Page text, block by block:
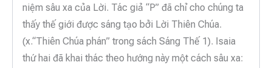
niệm sâu xa của Lời. Tác giả “P” đã chỉ cho chúng ta
thấy thế giới được sáng tạo bởi Lời Thiên Chúa.
(x.“Thiên Chúa phán” trong sách Sáng Thế 1). Isaia
thứ hai đã khai thác theo hướng này một cách sâu xa: